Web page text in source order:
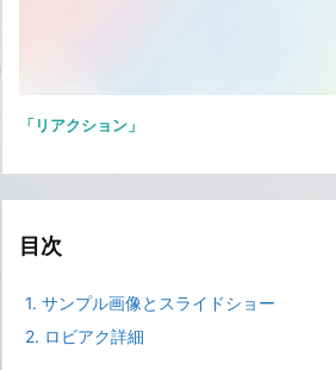
「リアクション」
目次
1. サンプル画像とスライドショー
2. ロビアク詳細